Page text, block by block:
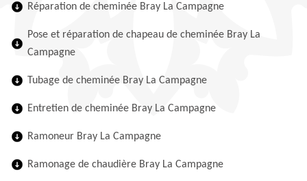
Réparation de cheminée Bray La Campagne
Pose et réparation de chapeau de cheminée Bray La
Campagne
Tubage de cheminée Bray La Campagne
Entretien de cheminée Bray La Campagne
Ramoneur Bray La Campagne
Ramonage de chaudière Bray La Campagne